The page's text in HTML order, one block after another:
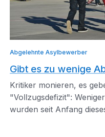
Abgelehnte Asylbewerber
Gibt es zu wenige
Kritiker monieren, es
"Vollzugsdefizit":
wurden seit Anfang